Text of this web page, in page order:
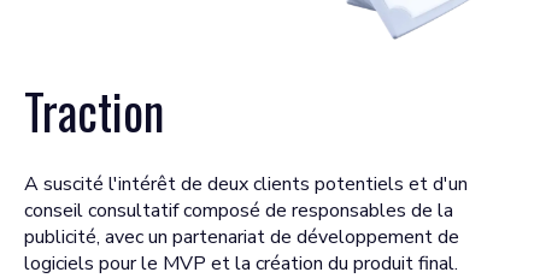
Traction
A suscité l'intérêt de deux clients potentiels et d'un
conseil consultatif composé de responsables de la
publicité, avec un partenariat de développement de
logiciels pour le MVP et la création du produit final.